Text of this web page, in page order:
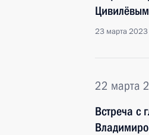
Цивилёвым
23 марта
22 марта
Встреча с